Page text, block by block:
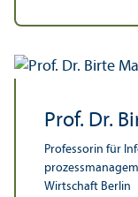
Prof. Dr.
Professorin für
Wirtschaft Berlin